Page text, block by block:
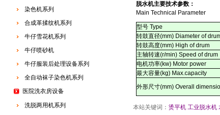
染色机系列
合成革揉纹机系列
牛仔雪花机系列
牛仔喷砂机
牛仔服装后处理设备系列
全自动袜子染色机系列
医院洗衣房设备
洗脱两用机系列
脱水机主要技术参数：
Main Technical Parameter
型号 Type
转鼓直径(mm) Diameter of
转鼓高度(mm) High of drum
主轴转速(r/min) Speed of drum
电机功率(kw) Motor power
最大容量(kg) Max.capacity
外形尺寸(mm) Overall
本站关键词： 烫平机 工业脱水机